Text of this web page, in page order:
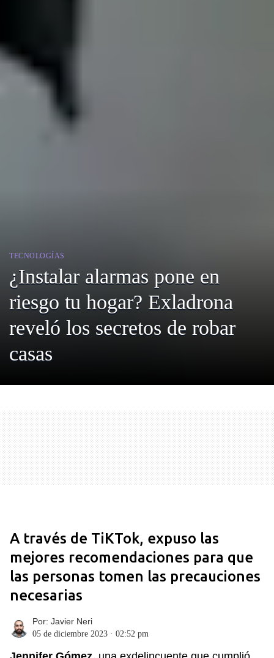
TECNOLOGÍAS
¿Instalar alarmas pone en
riesgo tu hogar? Exladrona
reveló los secretos de robar
casas
A través de TiKTok, expuso las
mejores recomendaciones para que
las personas tomen las precauciones
necesarias
Por: Javier Neri
05 de diciembre 2023 · 02:52 pm